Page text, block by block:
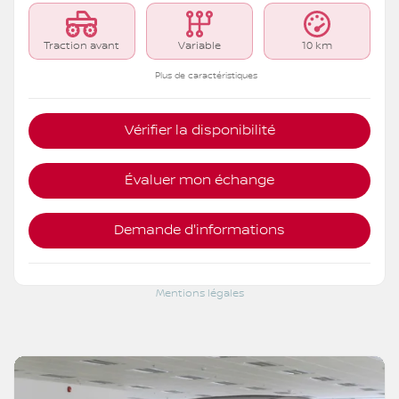
Traction avant Variable 10 km
Plus de caractéristiques
Vérifier la disponibilité
Évaluer mon échange
Demande d'informations
Mentions légales